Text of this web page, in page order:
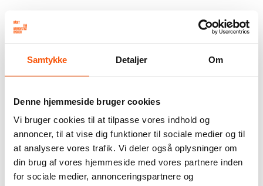
Samtykke Detaljer Om
Denne hjemmeside bruger cookies
Vi bruger cookies til at tilpasse vores indhold og
annoncer, til at vise dig funktioner til sociale medier og til
at analysere vores trafik. Vi deler også oplysninger om
din brug af vores hjemmeside med vores partnere inden
for sociale medier, annonceringspartnere og